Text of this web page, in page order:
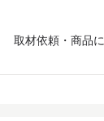
取材依頼・商品